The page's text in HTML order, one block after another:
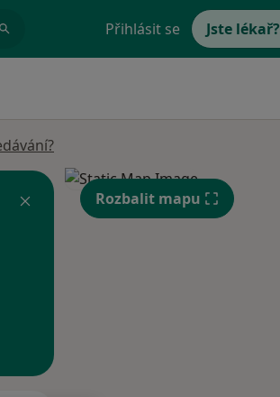
Přihlásit se Jste lékař?
Rozbalit mapu